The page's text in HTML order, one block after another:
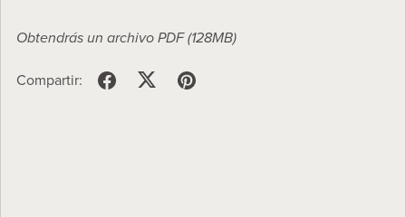
Obtendrás un archivo PDF(128MB)
Compartir: